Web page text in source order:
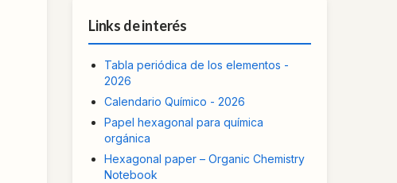
Links de interés
Tabla periódica de los elementos -
2026
Calendario Químico - 2026
Papel hexagonal para química
orgánica
Hexagonal paper – Organic Chemistry
Notebook